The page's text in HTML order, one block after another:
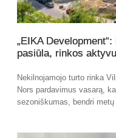
„EIKA
pasiūla, rinkos
Nekilnojamojo turto rinka
Nors pardavimus vasarą,
sezoniškumas, bendri metų